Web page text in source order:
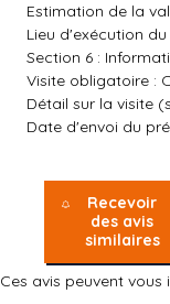
Estimation de la
Lieu d'exécution
Section 6 :
Visite obligatoire :
Détail sur la visite
Date d'envoi du
Recevoir
des avis
similaires
Ces avis peuvent vous